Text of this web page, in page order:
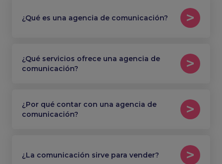
¿Qué es una agencia de comunicación?
¿Qué servicios ofrece una agencia de
comunicación?
¿Por qué contar con una agencia de
comunicación?
¿La comunicación sirve para vender?